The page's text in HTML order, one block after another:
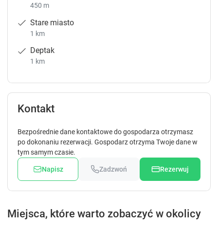
450 m
Stare miasto
1 km
Deptak
1 km
Kontakt
Bezpośrednie dane kontaktowe do gospodarza otrzymasz
po dokonaniu rezerwacji. Gospodarz otrzyma Twoje dane w
tym samym czasie.
Napisz Zadzwoń Rezerwuj
Miejsca, które warto zobaczyć w okolicy